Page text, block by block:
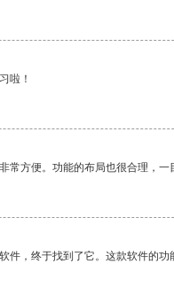
啦！
方便。功能的布局也很合理，一
件，终于找到了它。这款软件的